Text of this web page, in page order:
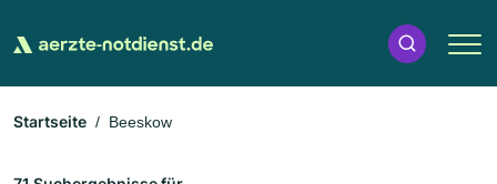
Startseite Beeskow